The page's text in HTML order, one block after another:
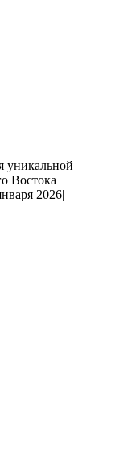
уникальной
Востока
2026|